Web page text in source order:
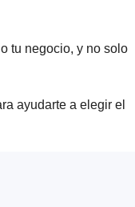
tu negocio, y no solo
ayudarte a elegir el